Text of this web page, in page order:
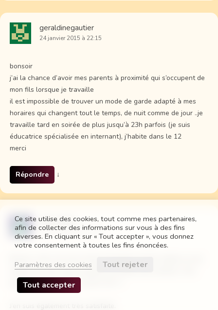
geraldinegautier
24 janvier 2015 à 22:15
bonsoir
j’ai la chance d’avoir mes parents à proximité qui s’occupent de
mon fils lorsque je travaille
il est impossible de trouver un mode de garde adapté à mes
horaires qui changent tout le temps, de nuit comme de jour ..je
travaille tard en soirée de plus jusqu’à 23h parfois (je suis
éducatrice spécialisée en internant), j’habite dans le 12
merci
Répondre ↓
Julia castel
25 janvier 2015 à 11:59
maman au foyer donc je garde moi même mes enfants, c’est
gratuit, je suis du 86 et c’est h-24 ^^
Ce site utilise des cookies, tout comme mes partenaires,
afin de collecter des informations sur vous à des fins
diverses. En cliquant sur « Tout accepter », vous donnez
votre consentement à toutes les fins énoncées.
Paramètres des cookies
Tout rejeter
Tout accepter